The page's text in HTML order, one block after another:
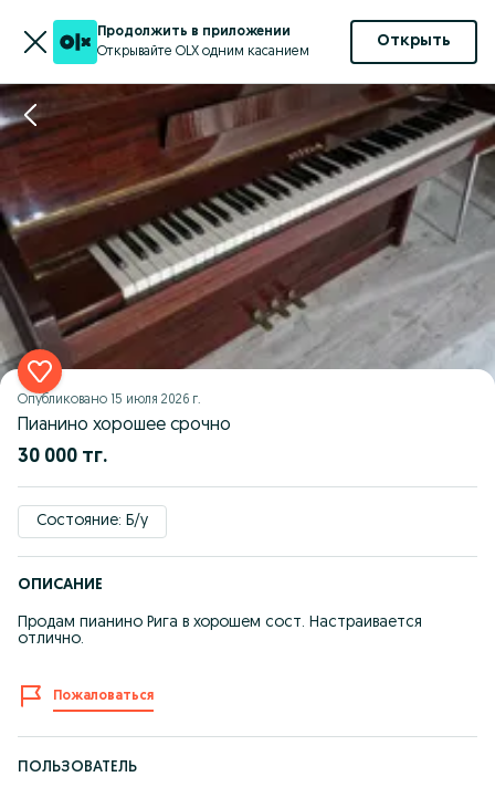
Продолжить в приложении
Открывайте OLX одним касанием
Открыть
Опубликовано 15 июля 2026 г.
Пианино хорошее срочно
30 000 тг.
Состояние: Б/у
ОПИСАНИЕ
Продам пианино Рига в хорошем сост. Настраивается
отлично.
Пожаловаться
ПОЛЬЗОВАТЕЛЬ